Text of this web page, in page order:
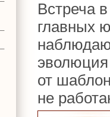
Встреча
главных
от
не